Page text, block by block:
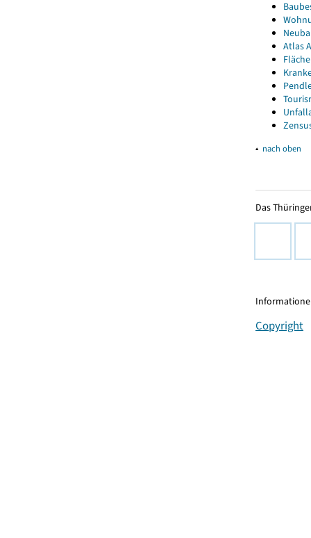
Atlas
▴ nach oben
Das
Copyright